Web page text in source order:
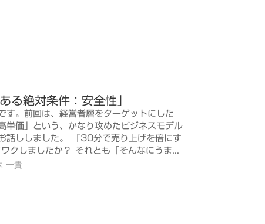
る絶対条件：安全性」
す。前回は、経営者層をターゲットにした
単価」という、かなり攻めたビジネスモデル
話ししました。 「30分で売り上げを倍にす
クしましたか？ それとも「そんなにうま...
一貴